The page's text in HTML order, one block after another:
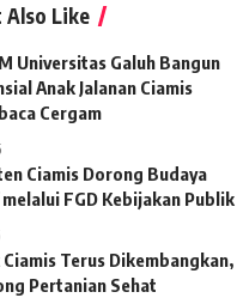
Also Like
Universitas Galuh Bangun
Anak Jalanan Ciamis
Cergam
Ciamis Dorong Budaya
FGD Kebijakan Publik
Terus Dikembangkan,
Pertanian Sehat